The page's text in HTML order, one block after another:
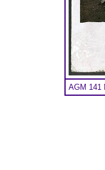
AGM 141